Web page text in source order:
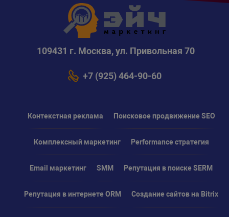
109431 г. Москва, ул. Привольная 70
+7 (925) 464-90-60
Контекстная реклама Поисковое продвижение SEO
Комплексный маркетинг Performance стратегия
Email маркетинг SMM Репутация в поиске SERM
Репутация в интернете ORM Создание сайтов на Bitrix